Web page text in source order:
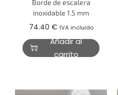
Borde de escalera
inoxidable 1.5 mm
74.40 € IVA incluido
Añadir al
carrito